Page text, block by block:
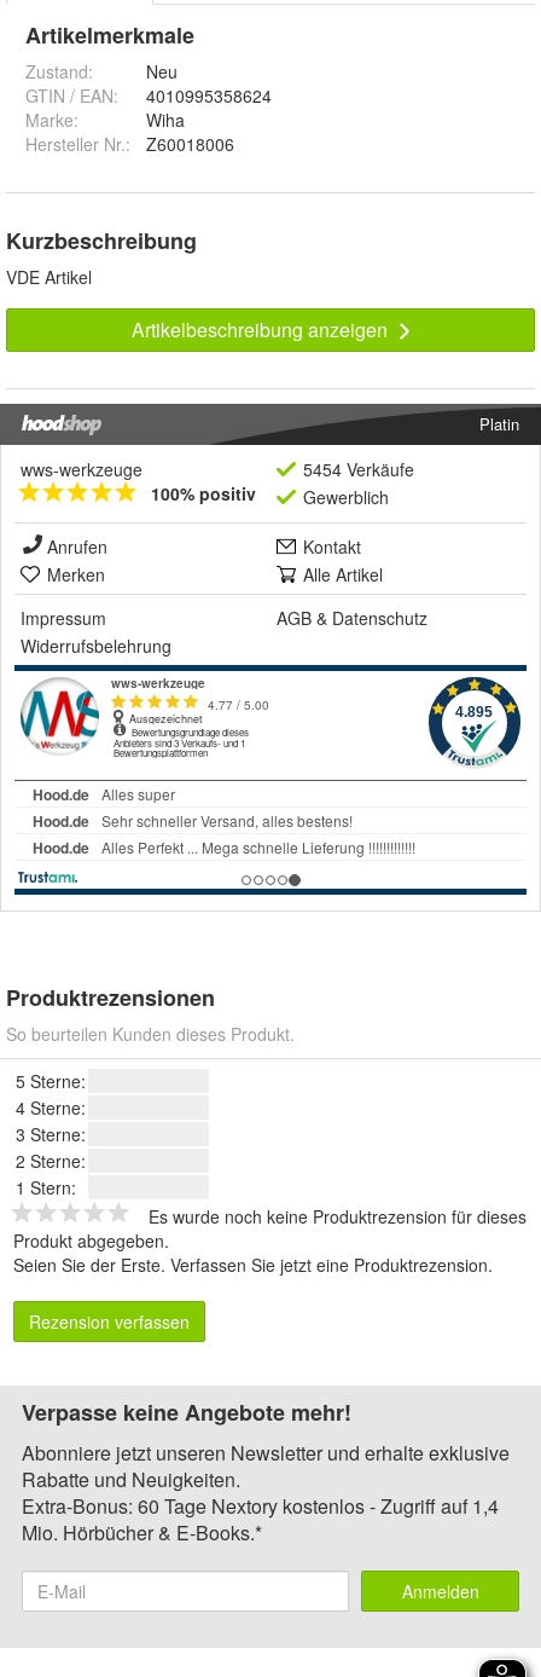
Artikelmerkmale
Zustand:
Neu
GTIN / EAN:
4010995358624
Marke:
Wiha
Hersteller Nr.:
Z60018006
Kurzbeschreibung
VDE Artikel
Artikelbeschreibung anzeigen
Platin
wws-werkzeuge
100% positiv
5454 Verkäufe
Gewerblich
Anrufen
Kontakt
Merken
Alle Artikel
Impressum
AGB & Datenschutz
Widerrufsbelehrung
Produktrezensionen
So beurteilen Kunden dieses Produkt.
5 Sterne:
4 Sterne:
3 Sterne:
2 Sterne:
1 Stern:
Es wurde noch keine Produktrezension für dieses
Produkt abgegeben.
Seien Sie der Erste. Verfassen Sie jetzt eine Produktrezension.
Rezension verfassen
Verpasse keine Angebote mehr!
Abonniere jetzt unseren Newsletter und erhalte exklusive
Rabatte und Neuigkeiten.
Extra-Bonus: 60 Tage Nextory kostenlos - Zugriff auf 1,4
Mio. Hörbücher & E-Books.*
Anmelden